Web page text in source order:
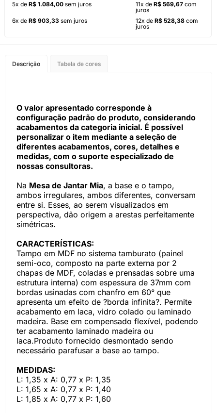
5x de R$ 1.084,00 sem juros
6x de R$ 903,33 sem juros
11x de R$ 569,67 com
juros
12x de R$ 528,38 com
juros
Descrição Tabela de cores
O valor apresentado corresponde à
configuração padrão do produto, considerando
acabamentos da categoria inicial. É possível
personalizar o item mediante a seleção de
diferentes acabamentos, cores, detalhes e
medidas, com o suporte especializado de
nossas consultoras.
Na Mesa de Jantar Mia, a base e o tampo,
ambos irregulares, ambos diferentes, conversam
entre si. Esses, ao serem visualizados em
perspectiva, dão origem a arestas perfeitamente
simétricas.
CARACTERÍSTICAS:
Tampo em MDF no sistema tamburato (painel
semi-oco, composto na parte externa por 2
chapas de MDF, coladas e prensadas sobre uma
estrutura interna) com espessura de 37mm com
bordas usinadas com chanfro em 60° que
apresenta um efeito de ?borda infinita?. Permite
acabamento em laca, vidro colado ou laminado
madeira. Base em compensado flexível, podendo
ter acabamento laminado madeira ou
laca.Produto fornecido desmontado sendo
necessário parafusar a base ao tampo.
MEDIDAS:
L: 1,35 x A: 0,77 x P: 1,35
L: 1,65 x A: 0,77 x P: 1,40
L: 1,85 x A: 0,77 x P: 1,60